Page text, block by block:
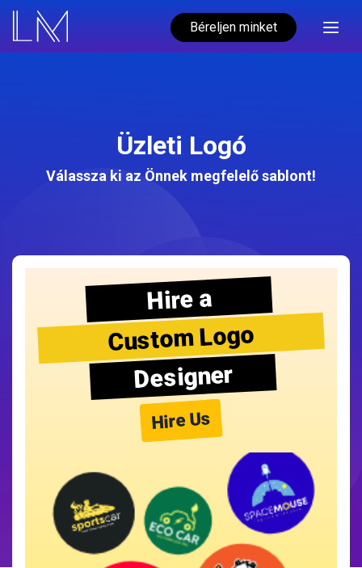
Béreljen minket
Üzleti Logó
Válassza ki az Önnek megfelelő sablont!
Hire a
Custom Logo
Designer
Hire Us